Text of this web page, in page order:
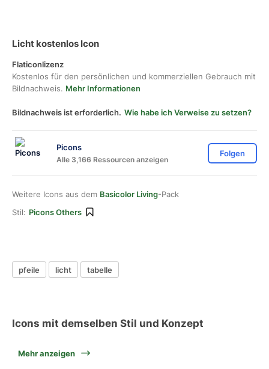
Licht kostenlos Icon
Flaticonlizenz
Kostenlos für den persönlichen und kommerziellen Gebrauch mit
Bildnachweis. Mehr Informationen
Bildnachweis ist erforderlich. Wie habe ich Verweise zu setzen?
Picons
Alle 3,166 Ressourcen anzeigen
Folgen
Weitere Icons aus dem Basicolor Living-Pack
Stil: Picons Others
pfeile licht tabelle
Icons mit demselben Stil und Konzept
Mehr anzeigen